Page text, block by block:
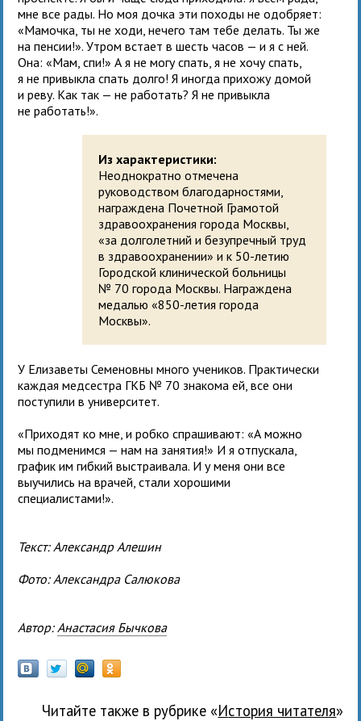
мне все рады. Но моя дочка эти походы не одобряет:
«Мамочка, ты не ходи, нечего там тебе делать. Ты же
на пенсии!». Утром встает в шесть часов — и я с ней.
Она: «Мам, спи!» А я не могу спать, я не хочу спать,
я не привыкла спать долго! Я иногда прихожу домой
и реву. Как так — не работать? Я не привыкла
не работать!».
Из характеристики:
Неоднократно отмечена
руководством благодарностями,
награждена Почетной Грамотой
здравоохранения города Москвы,
«за долголетний и безупречный труд
в здравоохранении» и к 50-летию
Городской клинической больницы
№ 70 города Москвы. Награждена
медалью «850-летия города
Москвы».
У Елизаветы Семеновны много учеников. Практически
каждая медсестра ГКБ № 70 знакома ей, все они
поступили в университет.
«Приходят ко мне, и робко спрашивают: «А можно
мы подменимся — нам на занятия!» И я отпускала,
график им гибкий выстраивала. И у меня они все
выучились на врачей, стали хорошими
специалистами!».
Текст: Александр Алешин
Фото: Александра Салюкова
Автор: Анастасия Бычкова
Читайте также в рубрике « История читателя»